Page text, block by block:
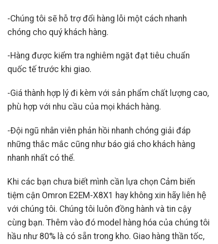
-Chúng tôi sẽ hỗ trợ đổi hàng lỗi một cách nhanh
chóng cho quý khách hàng.
-Hàng được kiểm tra nghiêm ngặt đạt tiêu chuẩn
quốc tế trước khi giao.
-Giá thành hợp lý đi kèm với sản phẩm chất lượng cao,
phù hợp với nhu cầu của mọi khách hàng.
-Đội ngũ nhân viên phản hồi nhanh chóng giải đáp
những thắc mắc cũng như báo giá cho khách hàng
nhanh nhất có thể.
Khi các bạn chưa biết mình cần lựa chọn Cảm biến
tiệm cận Omron E2EM-X8X1 hay không xin hãy liên hệ
với chúng tôi. Chúng tôi luôn đồng hành và tin cậy
cùng bạn. Thêm vào đó model hàng hóa của chúng tôi
hầu như 80% là có sẵn trong kho. Giao hàng thần tốc,